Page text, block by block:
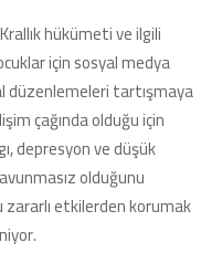
hükümeti ve ilgili
için sosyal medya
düzenlemeleri tartışmaya
çağında olduğu için
depresyon ve düşük
olduğunu
zararlı etkilerden korumak